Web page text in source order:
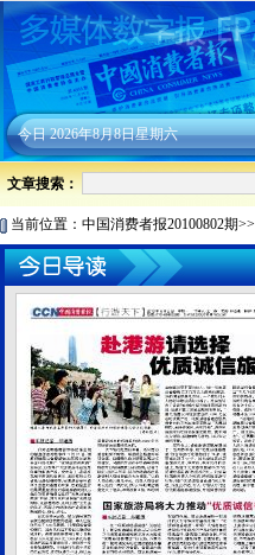
今日2026年8月8日星期六
文章搜索：
当前位置： 中国消费者报20100802期>>